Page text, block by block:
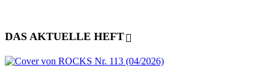
DAS AKTUELLE HEFT